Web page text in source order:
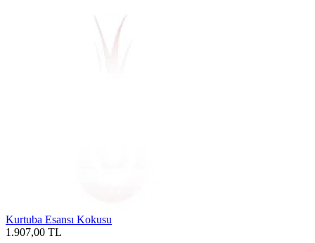
Kurtuba Esansı Kokusu
1.907,00 TL